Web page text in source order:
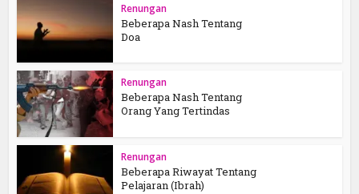
Renungan
Beberapa Nash Tentang
Doa
Renungan
Beberapa Nash Tentang
Orang Yang Tertindas
Renungan
Beberapa Riwayat Tentang
Pelajaran (Ibrah)